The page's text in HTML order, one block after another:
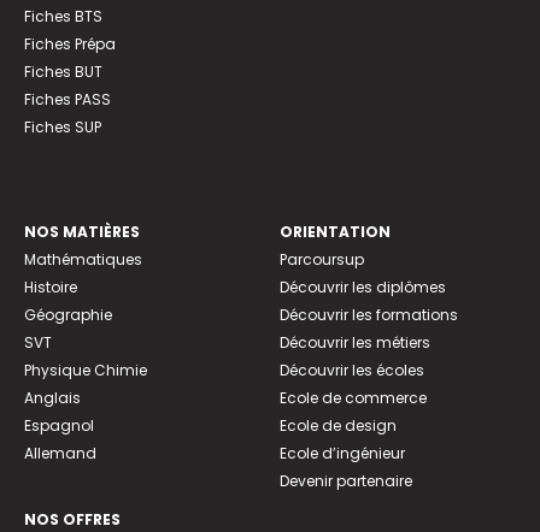
Fiches BTS
Fiches Prépa
Fiches BUT
Fiches PASS
Fiches SUP
NOS MATIÈRES
Mathématiques
Histoire
Géographie
SVT
Physique Chimie
Anglais
Espagnol
Allemand
NOS OFFRES
ORIENTATION
Parcoursup
Découvrir les diplômes
Découvrir les formations
Découvrir les métiers
Découvrir les écoles
Ecole de commerce
Ecole de design
Ecole d’ingénieur
Devenir partenaire